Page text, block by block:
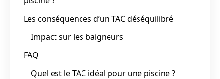
Les conséquences d’un TAC déséquilibré
Impact sur les baigneurs
FAQ
Quel est le TAC idéal pour une piscine ?